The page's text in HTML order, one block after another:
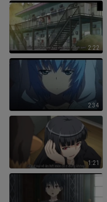
2:22
2:34
1:21